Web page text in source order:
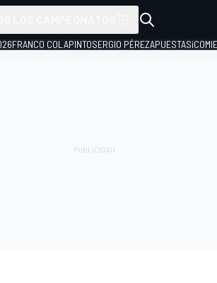
FRANCO COLAPINTOSERGIO PÉREZAPUESTAS